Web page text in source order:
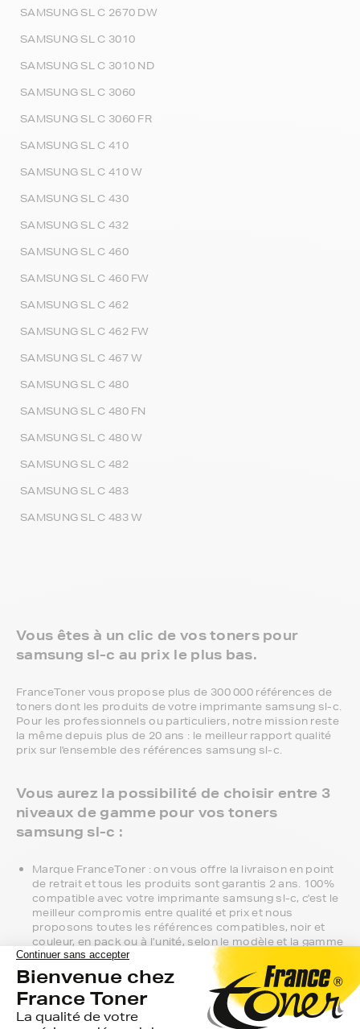
SAMSUNG SL C 2670 DW
SAMSUNG SL C 3010
SAMSUNG SL C 3010 ND
SAMSUNG SL C 3060
SAMSUNG SL C 3060 FR
SAMSUNG SL C 410
SAMSUNG SL C 410 W
SAMSUNG SL C 430
SAMSUNG SL C 432
SAMSUNG SL C 460
SAMSUNG SL C 460 FW
SAMSUNG SL C 462
SAMSUNG SL C 462 FW
SAMSUNG SL C 467 W
SAMSUNG SL C 480
SAMSUNG SL C 480 FN
SAMSUNG SL C 480 W
SAMSUNG SL C 482
SAMSUNG SL C 483
SAMSUNG SL C 483 W
Vous êtes à un clic de vos toners pour
samsung sl-c au prix le plus bas.
FranceToner vous propose plus de 300 000 références de
toners dont les produits de votre imprimante samsung sl-c.
Pour les professionnels ou particuliers, notre mission reste
la même depuis plus de 20 ans : le meilleur rapport qualité
prix sur l'ensemble des références samsung sl-c.
Vous aurez la possibilité de choisir entre 3
niveaux de gamme pour vos toners
samsung sl-c :
Marque FranceToner : on vous offre la livraison en point
de retrait et tous les produits sont garantis 2 ans. 100%
compatible avec votre imprimante samsung sl-c, c'est le
meilleur compromis entre qualité et prix et nous
proposons toutes les références compatibles, noir et
couleur, en pack ou à l’unité, selon le modèle et la gamme
de votre imprimante.
Gamme 1er Prix : compatibles avec votre imprimante
samsung sl-c, ces produits sans marque sont ceux de
notre gamme discount.
Marque constructeur : si vous avez l'habitude d'aller